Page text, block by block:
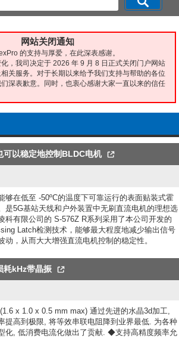
网站关闭通知
的支持与厚爱，在此深表感谢。
，我司决定于 2026 年 9 月 8 日正式关闭门户网站
关服务。对于长期以来给予我们支持与帮助的各位
深表歉意。同时，也衷心感谢大家一直以来的信任
可以稳定地控制BLDC电机
够在低至 -50ºC的温度下可靠运行的表面贴装式霍
是5G基站天线和户外装置中无刷直流电机的理想选
科有限公司的 S-576Z R系列采用了本公司开发的
Latch检测技术，能够最大程度地减少输出信号
动，从而大大增强直流电机控制的稳定性。
耗kHz带晶振
x 1.0 x 0.5 mm max) 通过先进的水晶3d加工,
提高到极限, 将等效串联电阻降到业界最低. 为各种
化, 低消费电流化做出了贡献. ◆支持高精度频率允